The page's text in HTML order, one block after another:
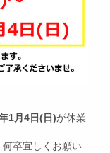
1月4日(日)が休業
卒宜しくお願い